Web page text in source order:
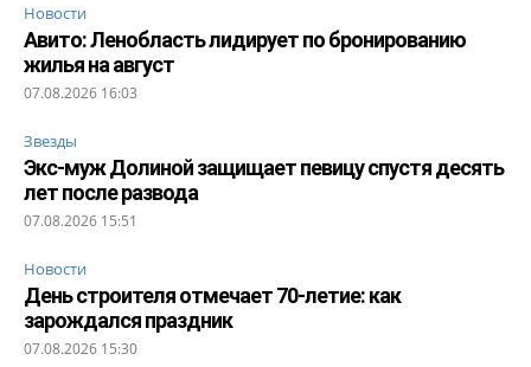
Новости
Авито: Ленобласть лидирует по бронированию
жилья на август
07.08.2026 16:03
Звезды
Экс-муж Долиной защищает певицу спустя десять
лет после развода
07.08.2026 15:51
Новости
День строителя отмечает 70-летие: как
зарождался праздник
07.08.2026 15:30